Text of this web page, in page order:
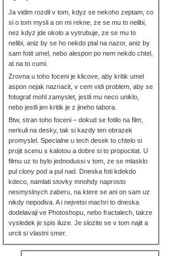
Ja vidim rozdil v tom, kdyz se nekoho zeptam, co
si o tom mysli a on mi rekne, ze se mu to nelibi,
nez kdyz jde okolo a vytrubuje, ze se mu to
nelibi, aniz by se ho nekdo ptal na nazor, aniz by
sam fotit umel, nebo alespon po nem nekdo chtel,
at na to cumi.
Zrovna u toho foceni je klicove, aby kritik umel
aspon nejak naznacit, v cem vidi problem, aby se
fotograf mohl zamyslet, jestli mu neco uniklo,
nebo jestli jen kritik je z jineho tabora.
Btw, stran toho foceni – dokud se fotilo na film,
nerkuli na desky, tak si kazdy ten obrazek
promyslel. Specialne u tech desek to chtelo si
projit scenu s kalotou a dobre si to propocitat. U
filmu uz to bylo jednodussi v tom, ze se mlasklo
pul clony pod a pul nad. Dneska foti kdekdo
kdeco, namlati stovky mnohdy naprosto
nesmyslnych zaberu, na ktere se ani on sam uz
nikdy nepodiva. A i nejvetsi machri to dneska
dodelavaji ve Photoshopu, nebo fractalech, takze
vysledek je spis iluze. Je slozite se v tom najit a
urcit si vlastni smer.